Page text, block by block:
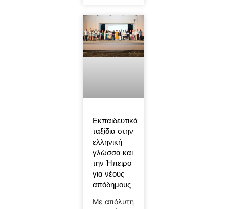
Εκπαιδευτικά
ταξίδια στην
ελληνική
γλώσσα και
την Ήπειρο
για νέους
απόδημους
Με απόλυτη